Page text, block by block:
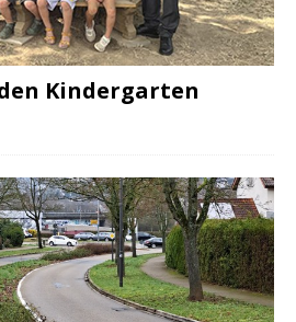
Kindergarten